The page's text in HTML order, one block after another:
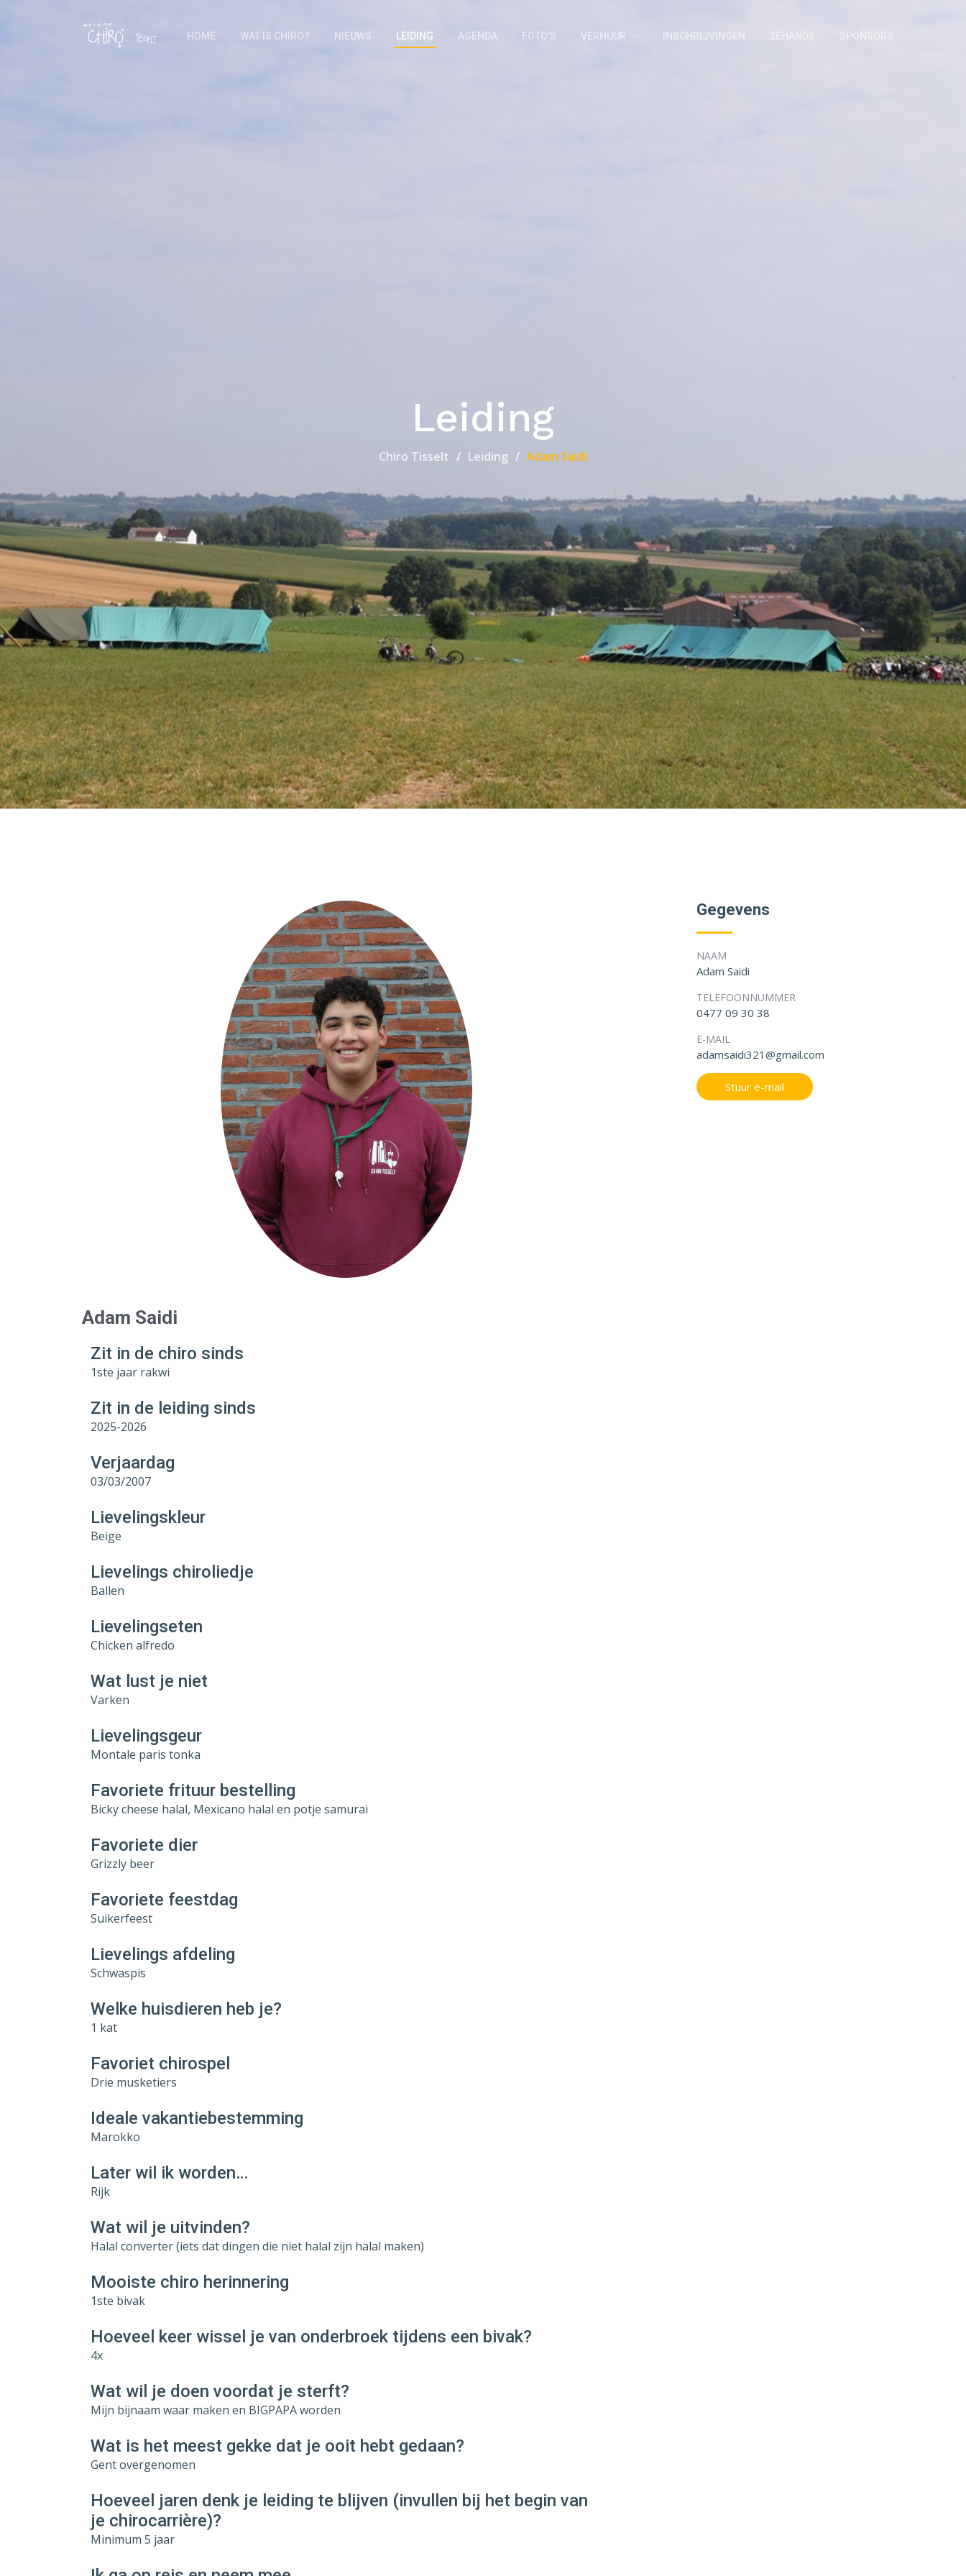
HOME WAT IS CHIRO? NIEUWS LEIDING AGENDA FOTO'S VERHUUR INSCHRIJVINGEN
Leiding
Chiro Tisselt Leiding Adam Saidi
Adam Saidi
Zit in de chiro sinds
1ste jaar rakwi
Zit in de leiding sinds
2025-2026
Verjaardag
03/03/2007
Lievelingskleur
Beige
Lievelings chiroliedje
Ballen
Lievelingseten
Chicken alfredo
Wat lust je niet
Varken
Lievelingsgeur
Montale paris tonka
Favoriete frituur bestelling
Bicky cheese halal, Mexicano halal en potje samurai
Favoriete dier
Grizzly beer
Favoriete feestdag
Suikerfeest
Lievelings afdeling
Schwaspis
Welke huisdieren heb je?
1 kat
Favoriet chirospel
Drie musketiers
Ideale vakantiebestemming
Marokko
Later wil ik worden…
Rijk
Wat wil je uitvinden?
Halal converter (iets dat dingen die niet halal zijn halal maken)
Mooiste chiro herinnering
1ste bivak
Hoeveel keer wissel je van onderbroek tijdens een bivak?
4x
Wat wil je doen voordat je sterft?
Mijn bijnaam waar maken en BIGPAPA worden
Wat is het meest gekke dat je ooit hebt gedaan?
Gent overgenomen
Hoeveel jaren denk je leiding te blijven (invullen bij het begin van
je chirocarrière)?
Minimum 5 jaar
Gegevens
NAAM
Adam Saidi
TELEFOONNUMMER
0477 09 30 38
E-MAIL
adamsaidi321@gmail.com
Stuur e-mail